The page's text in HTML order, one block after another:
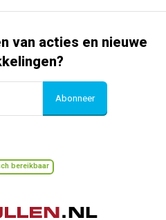
van acties en nieuwe
Abonneer
bereikbaar